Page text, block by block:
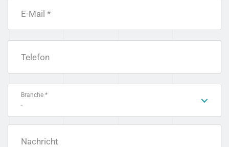
E-Mail *
Telefon
Branche *
-
Nachricht